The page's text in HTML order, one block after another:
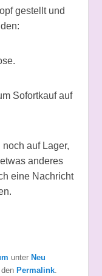
gestellt und
Sofortkauf auf
auf Lager,
anderes
eine Nachricht
unter Neu
Permalink.